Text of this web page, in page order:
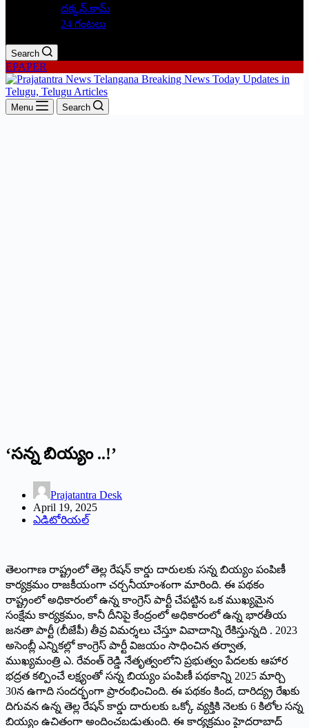
దక్కన్.కామ్
24 గంటలు
Search
EPAPER
Menu Search
‘సన్న బియ్యం ..!’
Prajatantra Desk
April 19, 2025
ఎడిటోరియల్
తెలంగాణ రాష్ట్రంలో తెల్ల రేషన్ కార్డు దారులకు సన్న బియ్యం పంపిణీ
కార్యక్రమం రాజకీయంగా చర్చనీయాంశంగా మారింది. ఈ పథకం
రాష్ట్రంలో అధికారంలో ఉన్న కాంగ్రెస్ పార్టీ చేపట్టిన ఒక ముఖ్యమైన
సంక్షేమ కార్యక్రమం, కానీ దీనిపై కేంద్రంలో అధికారంలో ఉన్న భారతీయ
జనతా పార్టీ (బీజేపీ) తీవ్ర విమర్శలు చేస్తూ వివాదాన్ని రేకిస్తున్నది . 2023
అసెంబ్లీ ఎన్నికల్లో కాంగ్రెస్ పార్టీ విజయం సాధించిన తర్వాత,
ముఖ్యమంత్రి ఎ. రేవంత్ రెడ్డి నేతృత్వంలోని ప్రభుత్వం పేదలకు ఆహార
భద్రత కల్పించే లక్ష్యంతో సన్న బియ్యం పంపిణీ పథకాన్ని 2025 మార్చి
30న ఉగాది సందర్భంగా ప్రారంభించింది. ఈ పథకం కింద, దారిద్య్ర రేఖకు
దిగువన ఉన్న తెల్ల రేషన్ కార్డు దారులకు ఒక్కో వ్యక్తికి నెలకు 6 కిలోల సన్న
బియ్యం ఉచితంగా అందించబడుతుంది. ఈ కార్యక్రమం హైదరాబాద్